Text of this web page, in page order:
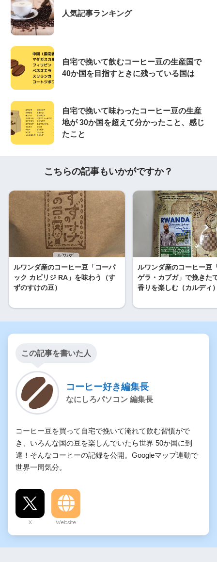
人気記事ランキング
自宅で挽いて飲むコーヒー豆の生産国で
40か国を目指すときに残っている国は
自宅で挽いて味わったコーヒー豆の生産
地が 30か国を超えて分かったこと、感じ
たこと
こちらの記事もいかがですか？
ルワンダ産のコーヒー豆「コーパ
ック カビリジ RA」を味わう（す
ずのすけの豆）
ルワンダ産のコーヒー豆
ゲラ・カブガ」で挽きた
香りを楽しむ（カルディ
この記事を書いた人
コーヒー好き編集長
なにしろパソコン 編集長
コーヒー豆を買って自宅で挽いて淹れて飲む習慣がで
き、いろんな国の豆を楽しんでいたら世界 50か国に到
達！そんなコーヒーの記録を公開。Googleマップ連動で
世界一周気分。
X Website